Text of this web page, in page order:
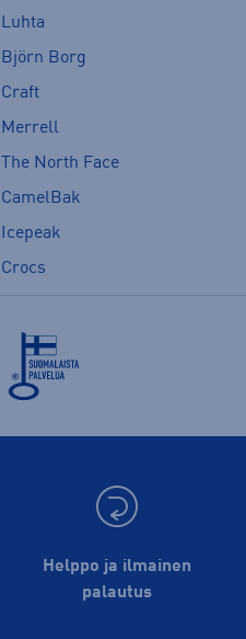
Luhta
Björn Borg
Craft
Merrell
The North Face
CamelBak
Icepeak
Crocs
Helppo ja ilmainen
palautus